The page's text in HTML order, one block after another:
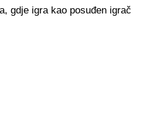
gdje igra kao posuđen igrač